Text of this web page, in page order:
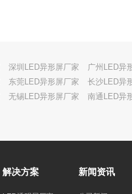
深圳LED异形屏厂家 广州LED异
东莞LED异形屏厂家 长沙LED异
无锡LED异形屏厂家 南通LED异
解决方案 新闻资讯